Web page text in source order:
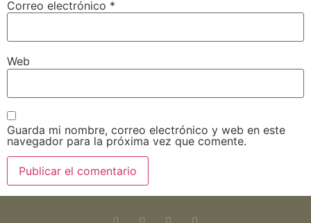
Correo electrónico *
Web
Guarda mi nombre, correo electrónico y web en este
navegador para la próxima vez que comente.